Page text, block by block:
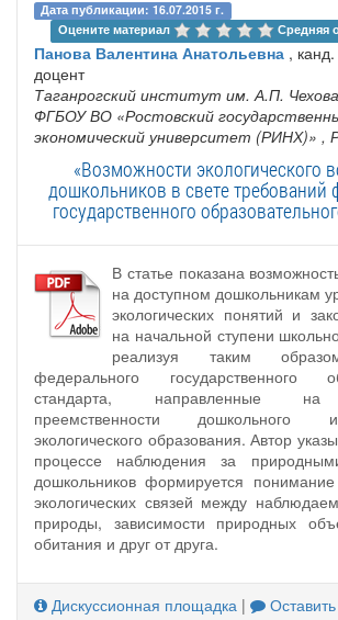
Дата публикации: 16.07.2015 г.
Оцените материал
Средняя
Панова Валентина Анатольевна ,
доцент
Таганрогский институт им. А.П.
ФГБОУ ВО «Ростовский
экономический университет (РИНХ)» ,
«Возможности экологического
дошкольников в свете требований
государственного
В статье показана
на доступном дошкольникам
экологических понятий и
на начальной ступени
реализуя таким
федерального государственного
стандарта, направленные на
преемственности дошкольного
экологического образования. Автор
процессе наблюдения за
дошкольников формируется
экологических связей между
природы, зависимости природных
обитания и друг от друга.
Дискуссионная площадка |